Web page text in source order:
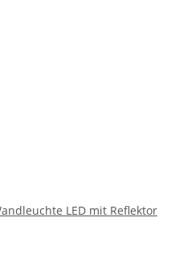
LED mit Reflektor